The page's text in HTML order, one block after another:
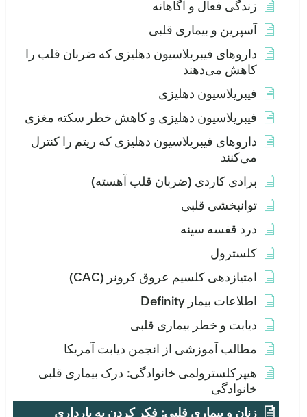
زندگی فعال و آگاهانه
آسپرین و بیماری قلبی
داروهای فیبریلاسیون دهلیزی که ضربان قلب را
کاهش می‌دهند
فیبریلاسیون دهلیزی
فیبریلاسیون دهلیزی و کاهش خطر سکته مغزی
داروهای فیبریلاسیون دهلیزی که ریتم را کنترل
می‌کنند
برادی کاردی (ضربان قلب آهسته)
توانبخشی قلبی
درد قفسه سینه
کلسترول
امتیازدهی کلسیم عروق کرونر (CAC)
اطلاعات بیمار Definity
دیابت و خطر بیماری قلبی
مطالب آموزشی از انجمن دیابت آمریکا
هیپرکلسترولمی خانوادگی: درک بیماری قلبی
خانوادگی
زنان و بیماری قلبی: فکر کردن به بارداری